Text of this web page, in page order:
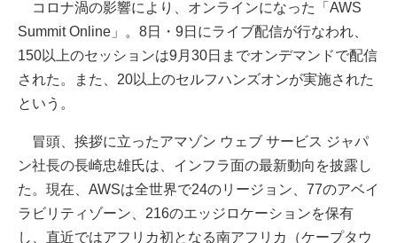
コロナ渦の影響により、オンラインになった「AWS
Summit Online」。8日・9日にライブ配信が行なわれ、
150以上のセッションは9月30日までオンデマンドで配信
された。また、20以上のセルフハンズオンが実施された
という。
冒頭、挨拶に立ったアマゾン ウェブ サービス ジャパ
ン社長の長崎忠雄氏は、インフラ面の最新動向を披露し
た。現在、AWSは全世界で24のリージョン、77のアベイ
ラビリティゾーン、216のエッジロケーションを保有
し、直近ではアフリカ初となる南アフリカ（ケープタウ